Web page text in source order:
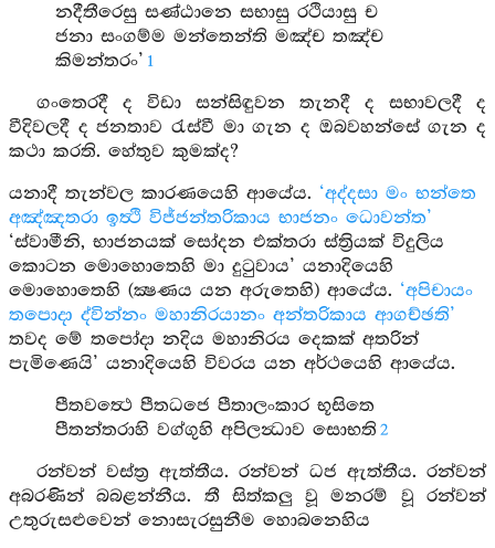
නදීතීරෙසු සණ්ඨානෙ සභාසු රථියාසු ච
ජනා සංගම්ම මන්තෙන්ති මඤ්ච තඤ්ච
කිමන්තරං’ 1
ගංතෙරදී ද විඩා සන්සිඳුවන තැනදී ද සභාවලදී ද
වීදිවලදී ද ජනතාව රැස්වී මා ගැන ද ඔබවහන්සේ ගැන ද
කථා කරති. හේතුව කුමක්ද?
යනාදී තැන්වල කාරණයෙහි ආයේය. ‘අද්දසා මං භන්තෙ
අඤ්ඤතරා ඉත්‍ථි විජ්ජන්තරිකාය භාජනං ධොවන්ත’
‘ස්වාමීනි, භාජනයක් සෝදන එක්තරා ස්ත්‍රියක් විදුලිය
කොටන මොහොතෙහි මා දුටුවාය’ යනාදියෙහි
මොහොතෙහි (ක්‍ෂණය යන අරුතෙහි) ආයේය. ‘අපිචායං
තපොදා ද්වින්නං මහානිරයානං අන්තරිකාය ආගච්ඡති’
තවද මේ තපෝදා නදිය මහානිරය දෙකක් අතරින්
පැමිණෙයි’ යනාදියෙහි විවරය යන අර්ථයෙහි ආයේය.
පීතවත්‍ථෙ පීතධජෙ පීතාලංකාර භූසිතෙ
පීතන්තරාහි වග්ගුහි අපිලන්‍ධාව සොභති 2
රන්වන් වස්ත්‍ර ඇත්තීය. රන්වන් ධජ ඇත්තීය. රන්වන්
අබරණින් බබළන්නීය. තී සිත්කලු වූ මනරම් වූ රන්වන්
උතුරුසළුවෙන් නොසැරසුනීම හොබනෙහිය